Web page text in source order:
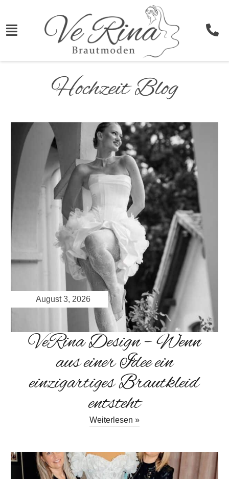
Hochzeit Blog
August 3, 2026
VeRina Design – Wenn
aus einer Idee ein
einzigartiges Brautkleid
entsteht
Weiterlesen »